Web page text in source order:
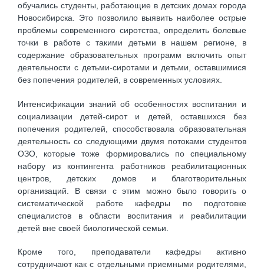
обучались студенты, работающие в детских домах города
Новосибирска. Это позволило выявить наиболее острые
проблемы современного сиротства, определить болевые
точки в работе с такими детьми в нашем регионе, в
содержание образовательных программ включить опыт
деятельности с детьми-сиротами и детьми, оставшимися
без попечения родителей, в современных условиях.
Интенсификации знаний об особенностях воспитания и
социализации детей-сирот и детей, оставшихся без
попечения родителей, способствовала образовательная
деятельность со следующими двумя потоками студентов
ОЗО, которые тоже формировались по специальному
набору из контингента работников реабилитационных
центров, детских домов и благотворительных
организаций. В связи с этим можно было говорить о
систематической работе кафедры по подготовке
специалистов в области воспитания и реабилитации
детей вне своей биологической семьи.
Кроме того, преподаватели кафедры активно
сотрудничают как с отдельными приемными родителями,